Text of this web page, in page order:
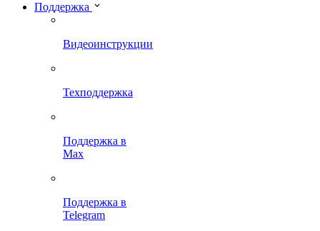
Поддержка
Видеоинструкции
Техподдержка
Поддержка в
Max
Поддержка в
Telegram